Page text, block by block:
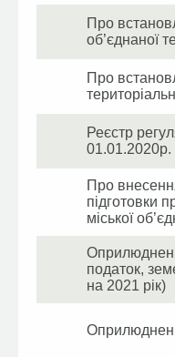
Про
об’єднаної
Про
Реєстр
01.01.2020р.
Про
підготовки
міської
податок,
на 2021 рік)